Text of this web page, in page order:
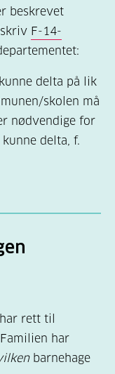
beskrevet
F-14-
delta på lik
skolen må
nødvendige for
delta, f.
rett til
har
barnehage